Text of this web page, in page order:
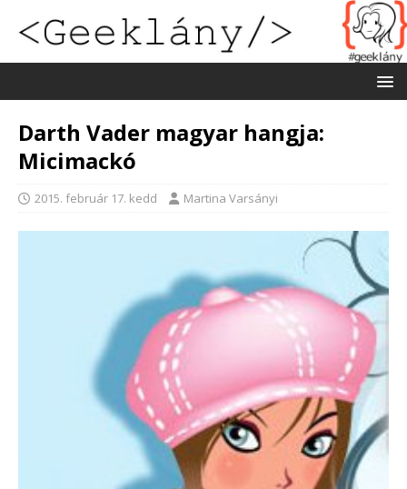
Darth Vader magyar hangja:
Micimackó
2015. február 17. kedd Martina Varsányi